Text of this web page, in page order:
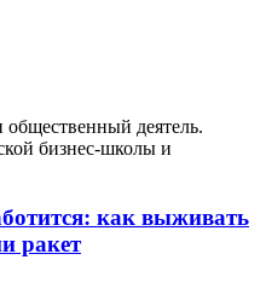
деятель.
бизнес-школы и
как выживать
ракет